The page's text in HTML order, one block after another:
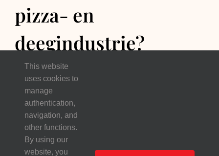
pizza- en
deegindustrie?
Schrijf je in voor onze
nieuwsbrief om altijd
de laatste updates te
This website
uses cookies to
manage
authentication,
navigation, and
other functions.
By using our
website, you